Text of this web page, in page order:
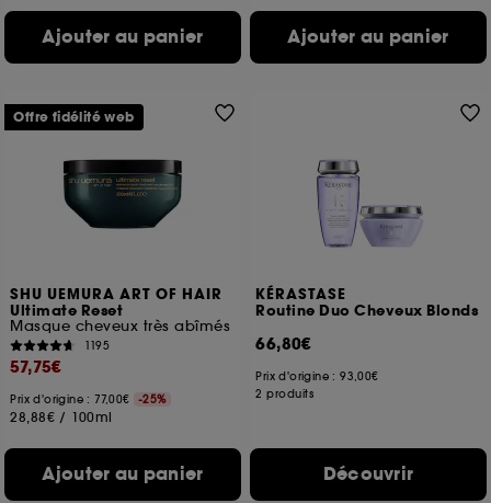
Ajouter au panier Ajouter au panier
SHU UEMURA ART OF HAIR
Ultimate Reset
Masque cheveux très abîmés
1195
57,75€
Prix d'origine : 77,00€ -25%
28,88€ / 100ml
Ajouter au panier
Offre fidélité web
KÉRASTASE
Routine Duo Cheveux Blonds
66,80€
Prix d'origine :93,00€
2 produits
Découvrir